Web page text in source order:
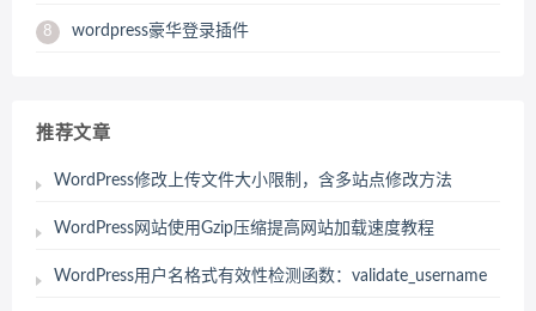
8 wordpress豪华登录插件
推荐文章
WordPress修改上传文件大小限制，含多站点修改方法
WordPress网站使用Gzip压缩提高网站加载速度教程
WordPress用户名格式有效性检测函数：validate_username